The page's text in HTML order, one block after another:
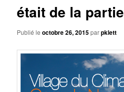
était de la partie
Publié leoctobre 26, 2015parpklett